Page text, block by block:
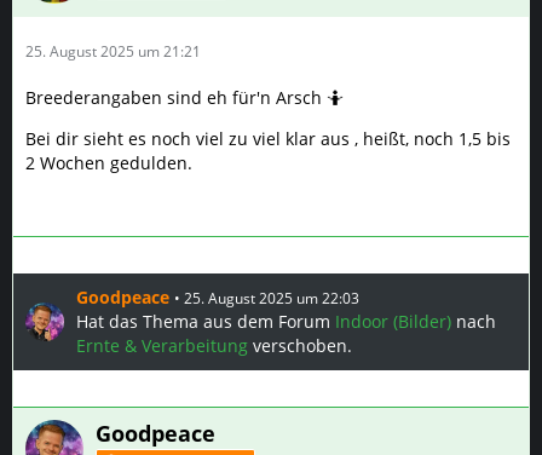
25. August 2025 um 21:21
Breederangaben sind eh für'n Arsch 🤷
Bei dir sieht es noch viel zu viel klar aus , heißt, noch 1,5 bis
2 Wochen gedulden.
Goodpeace 25. August 2025 um 22:03
Hat das Thema aus dem Forum Indoor (Bilder) nach
Ernte & Verarbeitung verschoben.
Goodpeace